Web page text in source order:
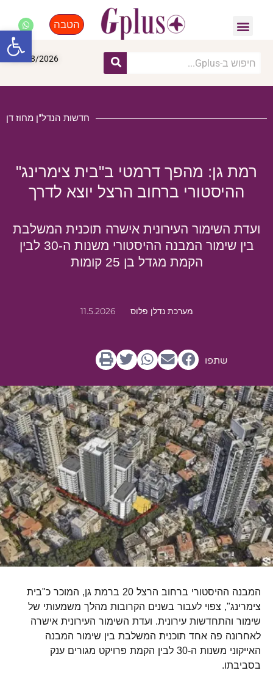
הטבה
07/08/2026
חדשות הנדל"ן מחוז דן
רמת גן: מהפך דרמטי ב"בית צימרינג"
ההיסטורי ברחוב הרצל יוצא לדרך
ועדת השימור העירונית אישרה תוכנית המשלבת
בין שימור המבנה ההיסטורי משנות ה-30 לבין
הקמת מגדל בן 25 קומות
מערכת נדלן פלוס 11.5.2026
שתפו
המבנה ההיסטורי ברחוב הרצל 20 ברמת גן, המוכר כ"בית
צימרינג", צפוי לעבור בשנים הקרובות מהלך משמעותי של
שימור והתחדשות עירונית. ועדת השימור העירונית אישרה
לאחרונה פה אחד תוכנית המשלבת בין שימור המבנה
האייקוני משנות ה-30 לבין הקמת פרויקט מגורים ענק
בסביבתו.
פתח